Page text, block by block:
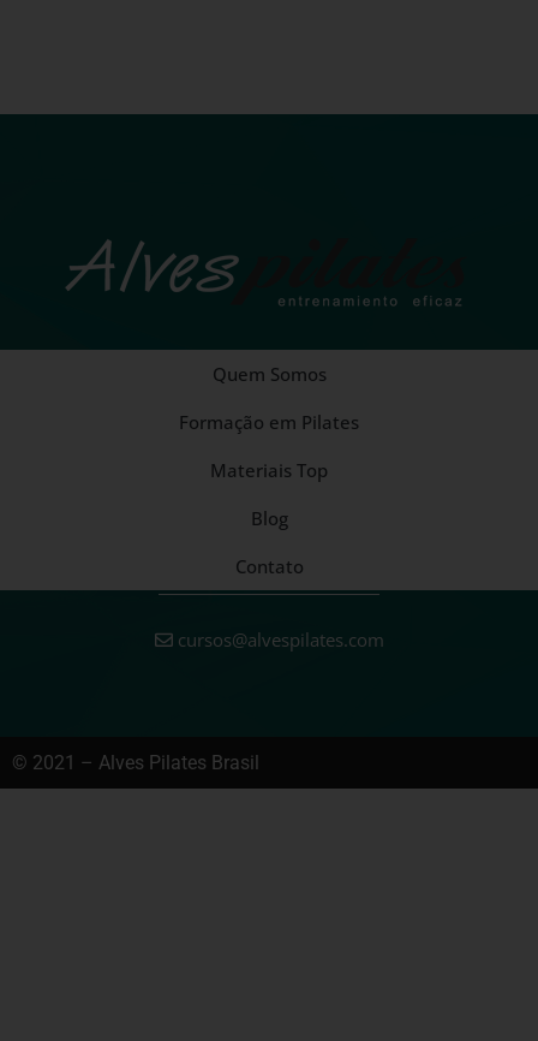
Quem Somos
Formação em Pilates
Materiais Top
Blog
Contato
cursos@alvespilates.com
© 2021 – Alves Pilates Brasil